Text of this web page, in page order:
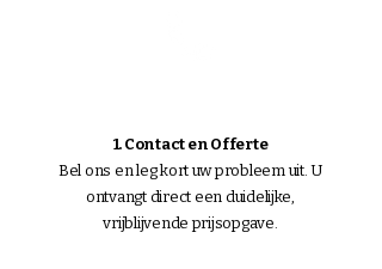
1. Contact en Offerte
Bel ons en leg kort uw probleem uit. U
ontvangt direct een duidelijke,
vrijblijvende prijsopgave.